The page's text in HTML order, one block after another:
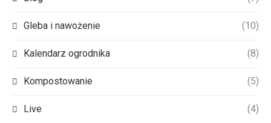
Gleba i nawożenie (10)
Kalendarz ogrodnika (8)
Kompostowanie (5)
Live (4)